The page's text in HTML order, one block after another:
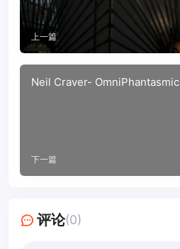
上一篇
Neil Craver- OmniPhantasmic
下一篇
评论(0)